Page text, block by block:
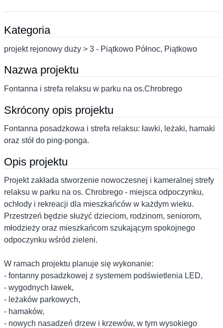
Kategoria
projekt rejonowy duży > 3 - Piątkowo Północ, Piątkowo
Nazwa projektu
Fontanna i strefa relaksu w parku na os.Chrobrego
Skrócony opis projektu
Fontanna posadzkowa i strefa relaksu: ławki, leżaki, hamaki
oraz stół do ping-ponga.
Opis projektu
Projekt zakłada stworzenie nowoczesnej i kameralnej strefy
relaksu w parku na os. Chrobrego - miejsca odpoczynku,
ochłody i rekreacji dla mieszkańców w każdym wieku.
Przestrzeń będzie służyć dzieciom, rodzinom, seniorom,
młodzieży oraz mieszkańcom szukającym spokojnego
odpoczynku wśród zieleni.
W ramach projektu planuje się wykonanie:
- fontanny posadzkowej z systemem podświetlenia LED,
- wygodnych ławek,
- leżaków parkowych,
- hamaków,
- nowych nasadzeń drzew i krzewów, w tym wysokiego